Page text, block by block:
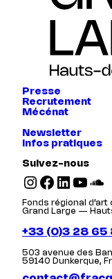
Presse
Recrutement
Mécénat
Newsletter
Infos pratiques
Suivez-nous
Instagram Facebook LinkedIn YouTube SoundCloud
Fonds régional
Grand Large —
+33 (0)3 28 65
503 avenue des
59140 Dunkerque,